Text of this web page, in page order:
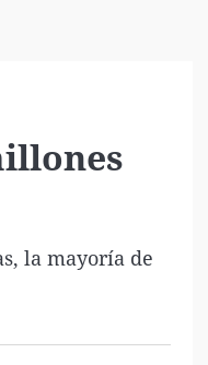
la mayoría de